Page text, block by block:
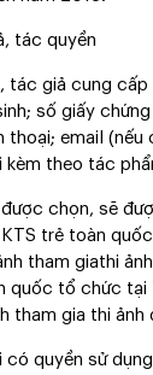
tác quyền
tác giả cung
số giấy chứng
thoại; email (nếu
kèm theo tác
chọn, sẽ
trẻ toàn
tham giathi
quốc tổ chức tại
tham gia thi ảnh
quyền sử